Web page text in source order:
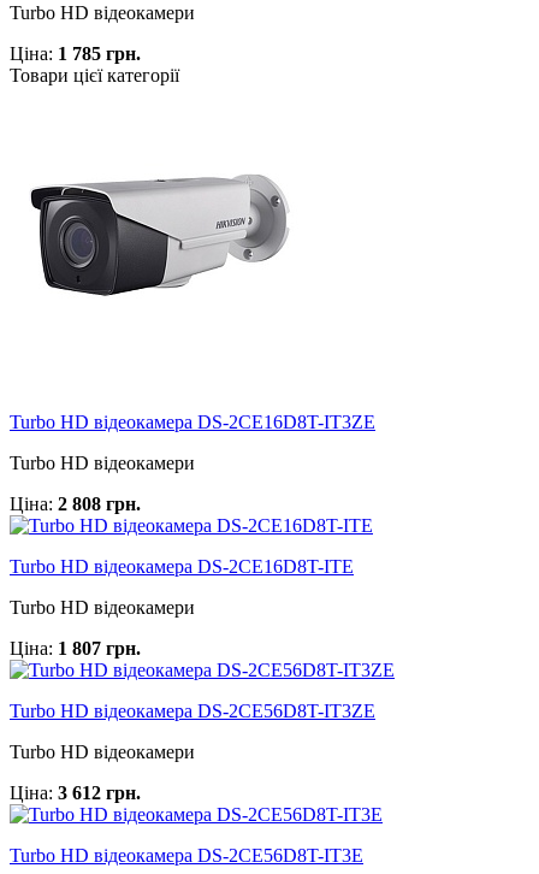
Turbo HD відеокамери
Ціна: 1 785 грн.
Товари цієї категорії
Turbo HD відеокамера DS-2CE16D8T-IT3ZE
Turbo HD відеокамери
Ціна: 2 808 грн.
Turbo HD відеокамера DS-2CE16D8T-ITE
Turbo HD відеокамери
Ціна: 1 807 грн.
Turbo HD відеокамера DS-2CE56D8T-IT3ZE
Turbo HD відеокамери
Ціна: 3 612 грн.
Turbo HD відеокамера DS-2CE56D8T-IT3E